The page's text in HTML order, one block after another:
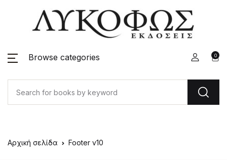
Browse categories 0
Αρχική σελίδα Footer v10